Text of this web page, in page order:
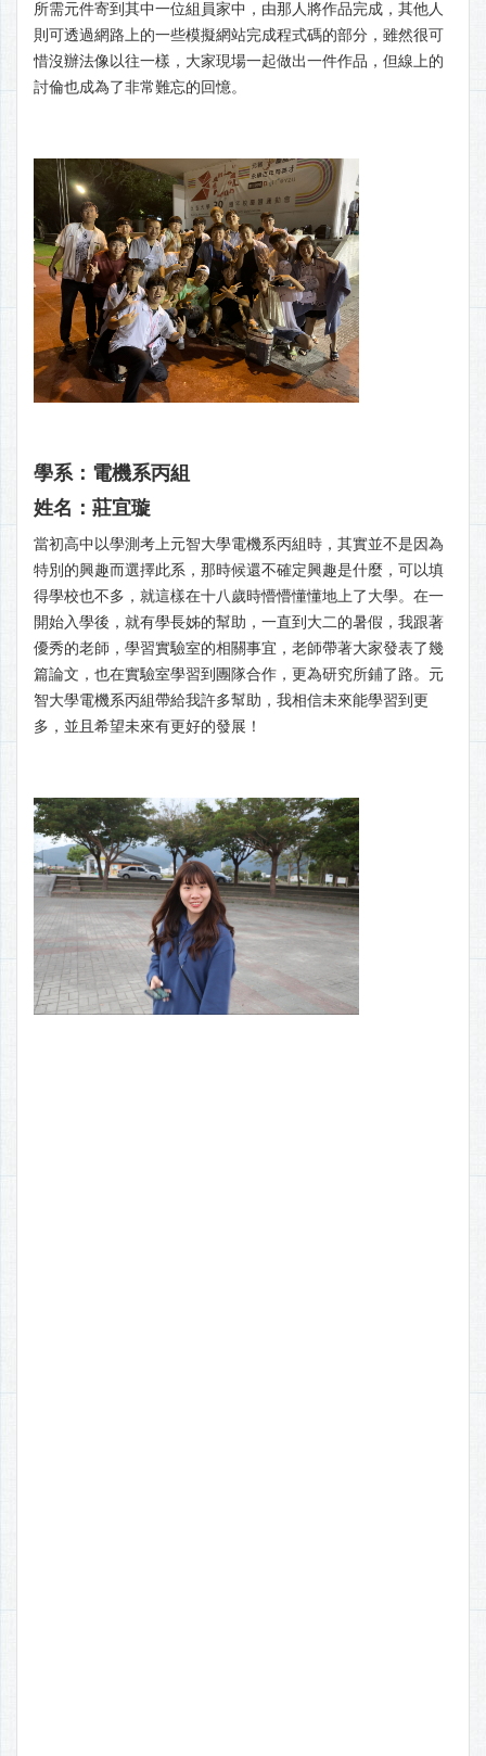
所需元件寄到其中一位組員家中，由那人將作品完成，其他人
則可透過網路上的一些模擬網站完成程式碼的部分，雖然很可
惜沒辦法像以往一樣，大家現場一起做出一件作品，但線上的
討倫也成為了非常難忘的回憶。
學系：電機系丙組
姓名：莊宜璇
當初高中以學測考上元智大學電機系丙組時，其實並不是因為
特別的興趣而選擇此系，那時候還不確定興趣是什麼，可以填
得學校也不多，就這樣在十八歲時懵懵懂懂地上了大學。在一
開始入學後，就有學長姊的幫助，一直到大二的暑假，我跟著
優秀的老師，學習實驗室的相關事宜，老師帶著大家發表了幾
篇論文，也在實驗室學習到團隊合作，更為研究所鋪了路。元
智大學電機系丙組帶給我許多幫助，我相信未來能學習到更
多，並且希望未來有更好的發展！